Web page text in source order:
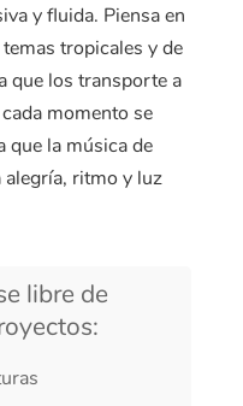
y fluida. Piensa en
tropicales y de
que los transporte a
momento se
que la música de
alegría, ritmo y luz
libre de